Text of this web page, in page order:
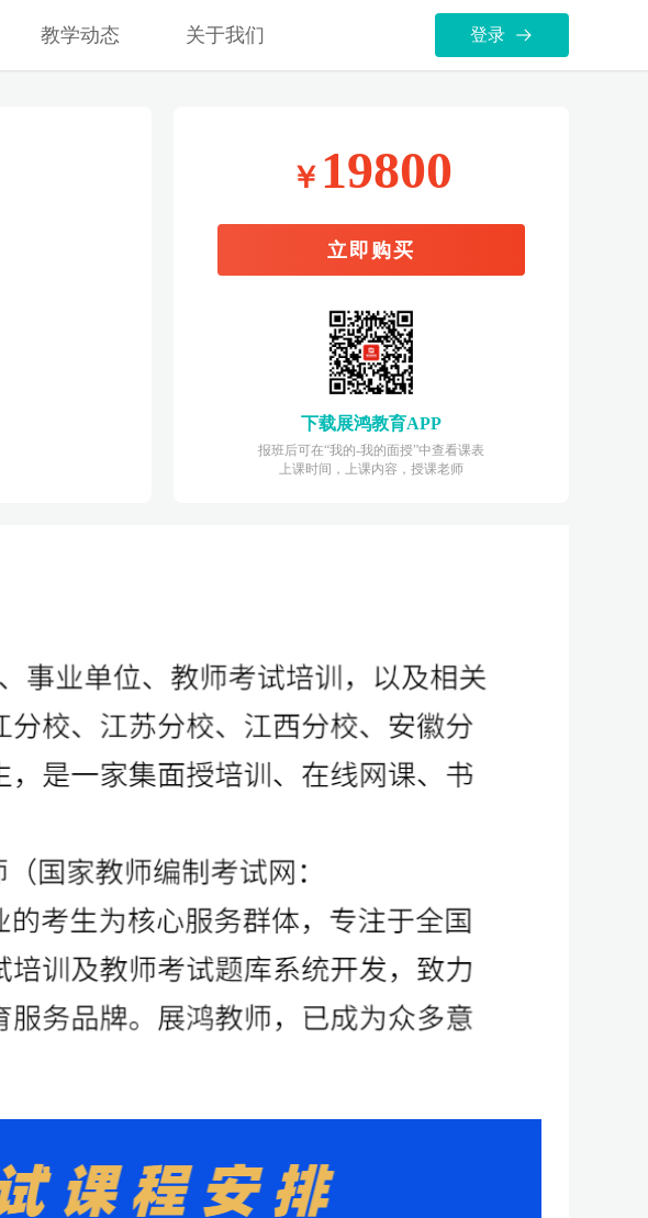
￥ 19800
立即购买
下载展鸿教育APP
报班后可在“我的-我的面授”中查看课表
上课时间，上课内容，授课老师
教学动态 关于我们 登录